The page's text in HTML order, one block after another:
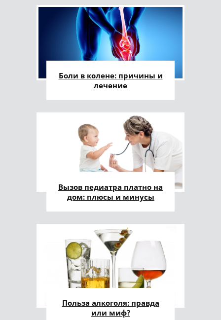
Боли в колене: причины и
лечение
Вызов педиатра платно на
дом: плюсы и минусы
Польза алкоголя: правда
или миф?